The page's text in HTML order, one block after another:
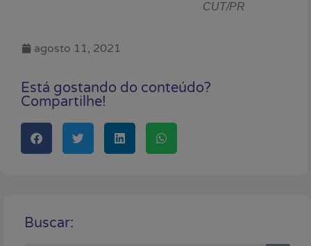
CUT/PR
agosto 11, 2021
Está gostando do conteúdo?
Compartilhe!
Buscar: